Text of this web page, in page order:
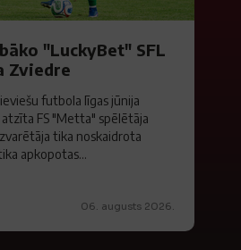
"LuckyBet" SFL
Zviedre
futbola līgas jūnija
FS "Metta" spēlētāja
tika noskaidrota
apkopotas...
06. augusts 2026.